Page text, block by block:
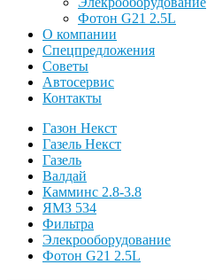
Фотон G21 2.5L
О компании
Спецпредложения
Советы
Автосервис
Контакты
Газон Некст
Газель Некст
Газель
Валдай
Камминс 2.8-3.8
ЯМЗ 534
Фильтра
Элекрооборудование
Фотон G21 2.5L